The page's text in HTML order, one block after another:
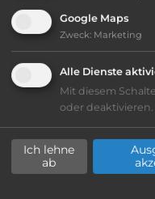
Ausstattung:
Lage: schön
Google Maps
Zweck: Marketing
Alle Dienste
Mit diesem
oder deaktivieren.
Ich lehne
ab